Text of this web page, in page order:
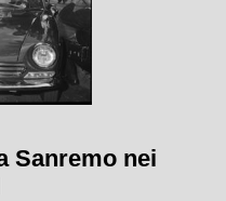
Sanremo nei